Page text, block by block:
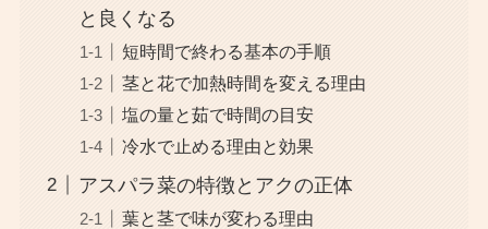
と良くなる
短時間で終わる基本の手順
茎と花で加熱時間を変える理由
塩の量と茹で時間の目安
冷水で止める理由と効果
アスパラ菜の特徴とアクの正体
葉と茎で味が変わる理由